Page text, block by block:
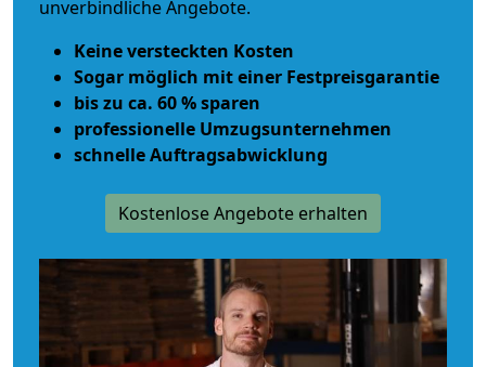
unverbindliche Angebote.
Keine versteckten Kosten
Sogar möglich mit einer Festpreisgarantie
bis zu ca. 60 % sparen
professionelle Umzugsunternehmen
schnelle Auftragsabwicklung
Kostenlose Angebote erhalten